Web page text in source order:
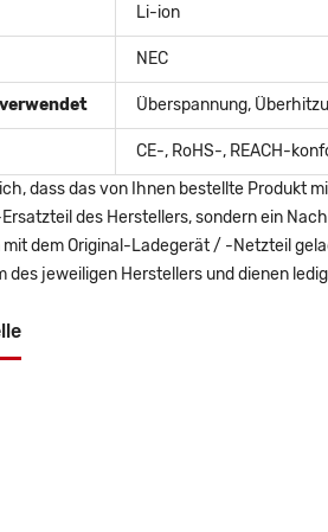
Li-ion
NEC
Überspannung,
CE-, RoHS-, REACH-
dass das von Ihnen bestellte Produkt
des Herstellers, sondern ein
dem Original-Ladegerät / -Netzteil
des jeweiligen Herstellers und dienen